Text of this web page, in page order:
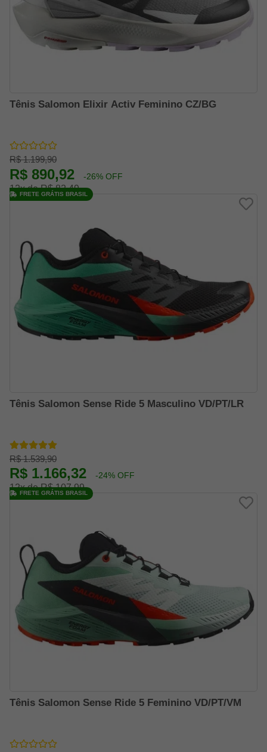
Tênis Salomon Elixir Activ Feminino CZ/BG
R$ 1.199,90
R$ 890,92 -26% OFF
12x de R$ 82,49
Tênis Salomon Sense Ride 5 Masculino VD/PT/LR
R$ 1.539,90
R$ 1.166,32 -24% OFF
12x de R$ 107,99
FRETE GRÁTIS BRASIL
Tênis Salomon Sense Ride 5 Feminino VD/PT/VM
FRETE GRÁTIS BRASIL